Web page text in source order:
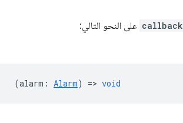
callback على النحو التالي:
(alarm : Alarm) => void